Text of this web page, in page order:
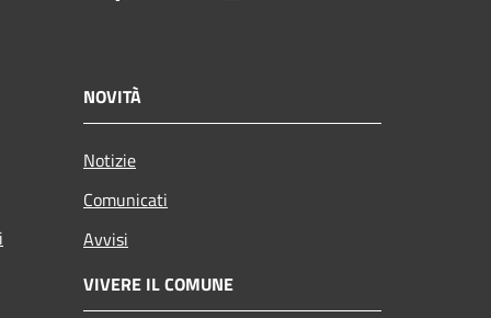
NOVITÀ
Notizie
Comunicati
Avvisi
VIVERE IL COMUNE